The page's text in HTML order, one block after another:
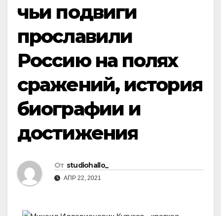
чьи подвиги
прославили
Россию на полях
сражений, история
биографии и
достижения
От studiohallo_
АПР 22, 2021